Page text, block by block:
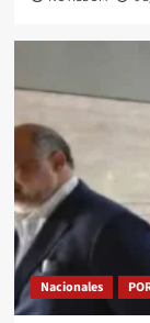
Nacionales